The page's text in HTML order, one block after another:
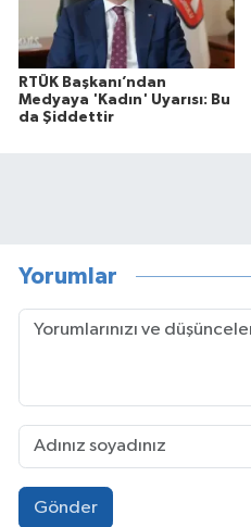
RTÜK Başkanı’ndan
Medyaya 'Kadın' Uyarısı: Bu
da Şiddettir
Yorumlar
Gönder